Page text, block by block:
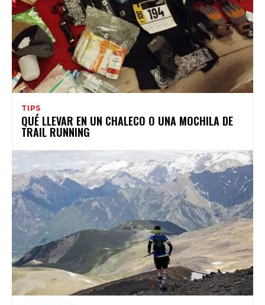
TIPS
QUÉ LLEVAR EN UN CHALECO O UNA MOCHILA DE
TRAIL RUNNING